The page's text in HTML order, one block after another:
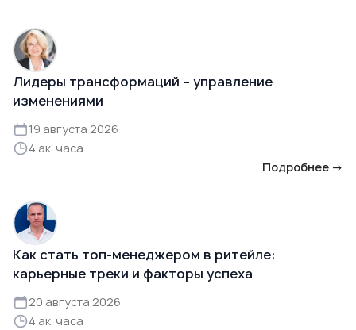
Лидеры трансформаций – управление
изменениями
19 августа 2026
4 ак. часа
Подробнее →
Как стать топ-менеджером в ритейле:
карьерные треки и факторы успеха
20 августа 2026
4 ак. часа